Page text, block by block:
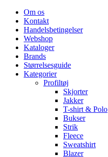
Om os
Kontakt
Handelsbetingelser
Webshop
Kataloger
Brands
Størrelsesguide
Kategorier
Profiltøj
Skjorter
Jakker
T-shirt & Polo
Bukser
Strik
Fleece
Sweatshirt
Blazer